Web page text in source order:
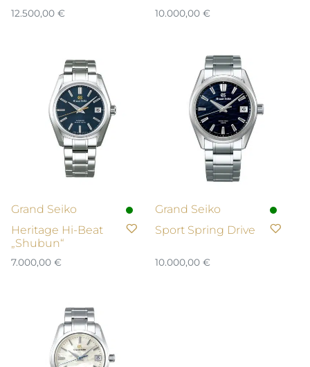
12.500,00 € 10.000,00 €
Grand Seiko
Heritage Hi-Beat
„Shubun“
7.000,00 €
Grand Seiko
Sport Spring Drive
10.000,00 €